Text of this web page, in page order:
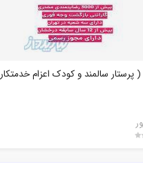
پرستار سالمند و کودک اعزام خدمتکار